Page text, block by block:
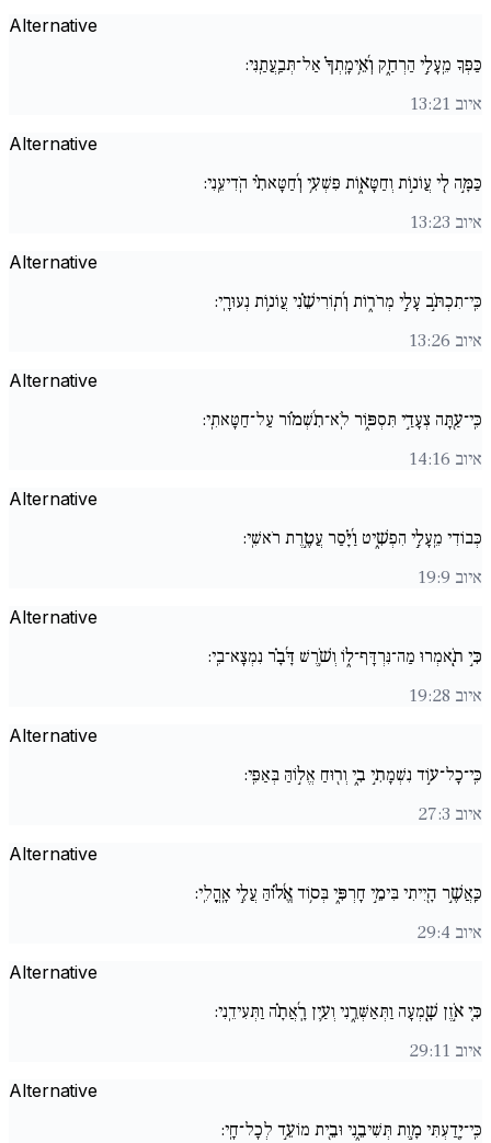
Alternative
כַּפְּךָ מֵֽעָלַ֣י הַרְחַ֑ק וְ֜אֵ֥ימָֽתְךָ֗ אַל־תְּבַֽעֲתַֽנִּי:
איוב 13:21
Alternative
כַּמָּ֣ה לִ֖י עֲו‍ֹנ֣וֹת וְחַטָּא֑וֹת פִּשְׁעִ֥י וְ֜חַטָּאתִ֗י הֹֽדִיעֵֽנִי:
איוב 13:23
Alternative
כִּֽי־תִכְתֹּ֣ב עָלַ֣י מְרֹר֑וֹת וְ֜תֽוֹרִישֵׁ֗נִי עֲו‍ֹנ֥וֹת נְעוּרָֽי:
איוב 13:26
Alternative
כִּֽי־עַ֖תָּה צְעָדַ֣י תִּסְפּ֑וֹר לֹֽא־תִ֜שְׁמ֗וֹר עַל־חַטָּאתִֽי:
איוב 14:16
Alternative
כְּבוֹדִי מֵֽעָלַ֣י הִפְשִׁ֑יט וַ֜יָּ֗סַר עֲטֶ֣רֶת רֹאשִֽׁי:
איוב 19:9
Alternative
כִּ֣י תֹֽ֖אמְרוּ מַה־נִּרְדָּף־ל֑וֹ וְשֹׁ֥רֶשׁ דָּ֜בָ֗ר נִמְצָא־בִֽי:
איוב 19:28
Alternative
כִּֽי־כָל־ע֣וֹד נִשְׁמָתִ֣י בִ֑י וְר֖וּחַ אֱל֣וֹהַּ בְּאַפִּֽי:
איוב 27:3
Alternative
כַּֽאֲשֶׁ֣ר הָ֖יִיתִי בִּימֵ֣י חָרְפִּ֑י בְּס֥וֹד אֱ֜ל֗וֹהַּ עֲלֵ֣י אָֽהֳלִֽי:
איוב 29:4
Alternative
כִּ֚י אֹ֣זֶן שָֽׁ֖מְעָה וַתְּאַשְּׁרֵ֑נִי וְעַ֥יִן רָֽ֜אֲתָ֗ה וַתְּעִידֵֽנִי:
איוב 29:11
Alternative
כִּֽי־יָ֖דַעְתִּי מָ֣וֶת תְּשִׁיבֵ֑נִי וּבֵ֖ית מוֹעֵ֣ד לְכָל־חָֽי: